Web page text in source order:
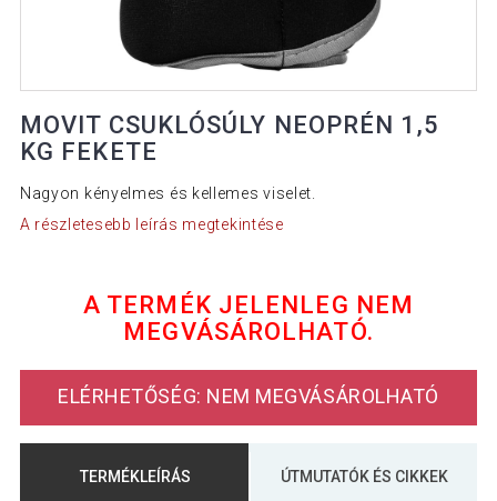
MOVIT CSUKLÓSÚLY NEOPRÉN 1,5
KG FEKETE
Nagyon kényelmes és kellemes viselet.
A részletesebb leírás megtekintése
A TERMÉK JELENLEG NEM
MEGVÁSÁROLHATÓ.
ELÉRHETŐSÉG: NEM MEGVÁSÁROLHATÓ
TERMÉKLEÍRÁS ÚTMUTATÓK ÉS CIKKEK